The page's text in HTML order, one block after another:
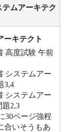
テムアーキテク
ーキテクト
高度試験 午前
システムアー
3,4
システムアー
題2,3
30ページ強程
合いそうもあ